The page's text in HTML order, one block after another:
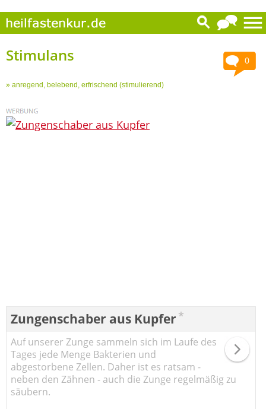
0
Stimulans
» anregend, belebend, erfrischend (stimulierend)
Zungenschaber aus Kupfer *
Auf unserer Zunge sammeln sich im Laufe des
Tages jede Menge Bakterien und
abgestorbene Zellen. Daher ist es ratsam -
neben den Zähnen - auch die Zunge regelmäßig zu
säubern.